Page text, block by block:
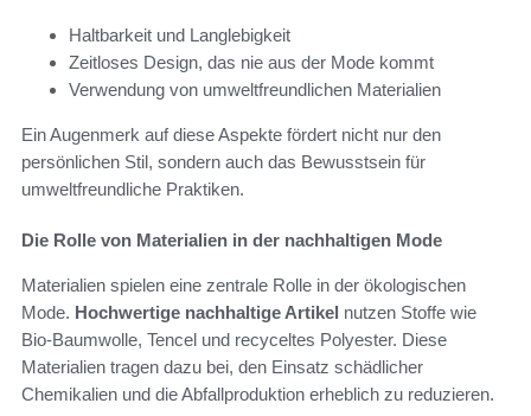
Haltbarkeit und Langlebigkeit
Zeitloses Design, das nie aus der Mode kommt
Verwendung von umweltfreundlichen Materialien
Ein Augenmerk auf diese Aspekte fördert nicht nur den
persönlichen Stil, sondern auch das Bewusstsein für
umweltfreundliche Praktiken.
Die Rolle von Materialien in der nachhaltigen Mode
Materialien spielen eine zentrale Rolle in der ökologischen
Mode. Hochwertige nachhaltige Artikel nutzen Stoffe wie
Bio-Baumwolle, Tencel und recyceltes Polyester. Diese
Materialien tragen dazu bei, den Einsatz schädlicher
Chemikalien und die Abfallproduktion erheblich zu reduzieren.